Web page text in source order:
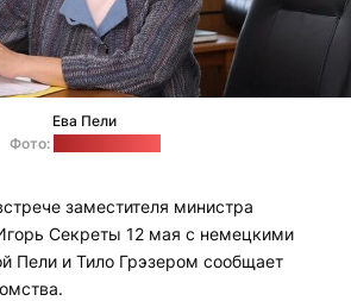
Ева Пели
Фото:
заместителя министра
Секреты 12 мая с немецкими
Пели и Тило Грэзером сообщает